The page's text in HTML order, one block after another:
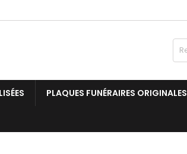
PLAQUES FUNÉRAIRES ORIGINALES